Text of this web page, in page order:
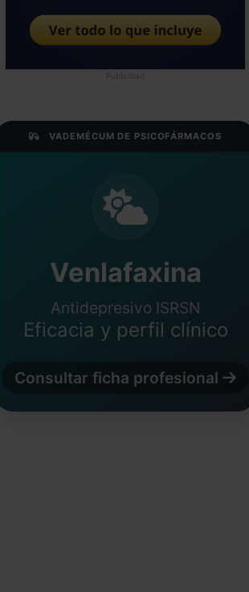
Publicidad
VADEMÉCUM DE PSICOFÁRMACOS
Venlafaxina
Antidepresivo ISRSN
Eficacia y perfil clínico
Consultar ficha profesional